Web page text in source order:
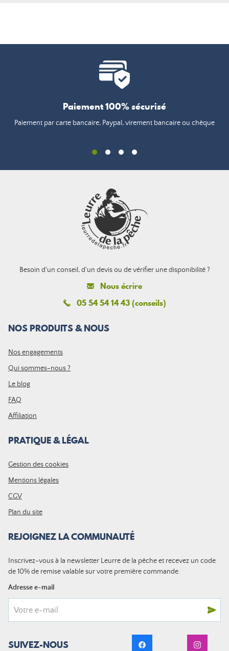
Paiement 100% sécurisé
Paiement par carte bancaire, Paypal, virement bancaire ou chèque
Besoin d'un conseil, d'un devis ou de vérifier une disponibilité ?
Nous écrire
05 54 54 14 43 (conseils)
NOS PRODUITS & NOUS
Nos engagements
Qui sommes-nous ?
Le blog
FAQ
Affiliation
PRATIQUE & LÉGAL
Gestion des cookies
Mentions légales
CGV
Plan du site
REJOIGNEZ LA COMMUNAUTÉ
Inscrivez-vous à la newsletter Leurre de la pêche et recevez un code
de 10% de remise valable sur votre première commande.
Adresse e-mail
SUIVEZ-NOUS